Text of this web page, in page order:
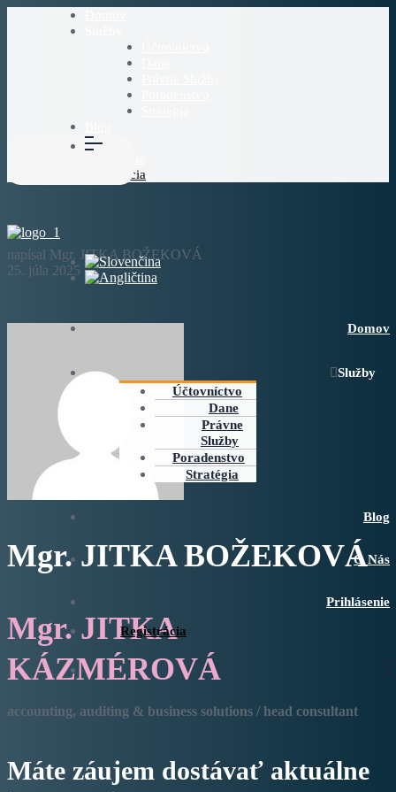
O Nás
Registrácia
Domov
Služby
Účtovníctvo
Dane
Právne
Služby
Poradenstvo
Stratégia
Blog
O Nás
Prihlásenie
Registrácia
napísal Mgr. JITKA BOŽEKOVÁ
25. júla 2025
Mgr. JITKA BOŽEKOVÁ
Mgr. JITKA
KÁZMÉROVÁ
accounting, auditing & business solutions / head consultant
Máte záujem dostávať aktuálne